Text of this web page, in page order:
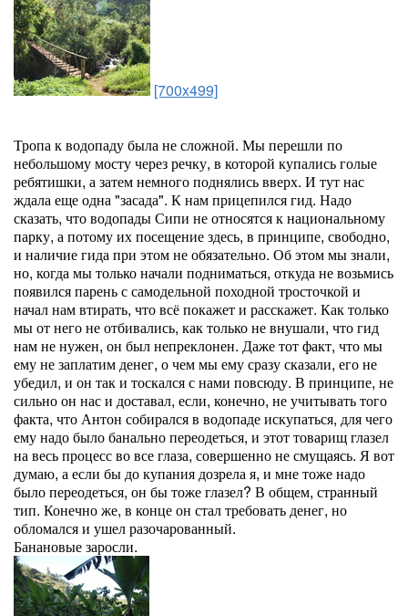
[700x499]
Тропа к водопаду была не сложной. Мы перешли по
небольшому мосту через речку, в которой купались голые
ребятишки, а затем немного поднялись вверх. И тут нас
ждала еще одна "засада". К нам прицепился гид. Надо
сказать, что водопады Сипи не относятся к национальному
парку, а потому их посещение здесь, в принципе, свободно,
и наличие гида при этом не обязательно. Об этом мы знали,
но, когда мы только начали подниматься, откуда не возьмись
появился парень с самодельной походной тросточкой и
начал нам втирать, что всё покажет и расскажет. Как только
мы от него не отбивались, как только не внушали, что гид
нам не нужен, он был непреклонен. Даже тот факт, что мы
ему не заплатим денег, о чем мы ему сразу сказали, его не
убедил, и он так и тоскался с нами повсюду. В принципе, не
сильно он нас и доставал, если, конечно, не учитывать того
факта, что Антон собирался в водопаде искупаться, для чего
ему надо было банально переодеться, и этот товарищ глазел
на весь процесс во все глаза, совершенно не смущаясь. Я вот
думаю, а если бы до купания дозрела я, и мне тоже надо
было переодеться, он бы тоже глазел? В общем, странный
тип. Конечно же, в конце он стал требовать денег, но
обломался и ушел разочарованный.
Банановые заросли.